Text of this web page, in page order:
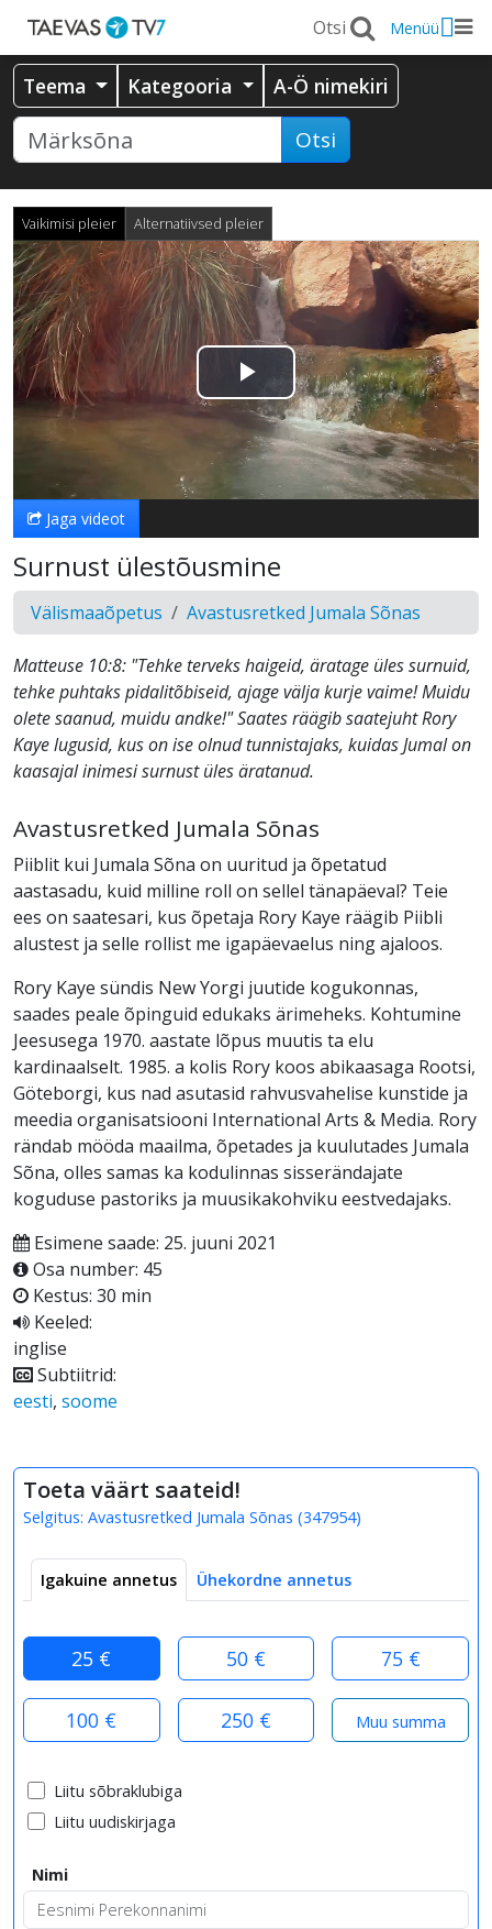
Menüü
Teema Kategooria A-Ö nimekiri
Otsi
Vaikimisi pleier Alternatiivsed pleier
Esita
video
Jaga videot
Surnust ülestõusmine
Välismaaõpetus Avastusretked Jumala Sõnas
Matteuse 10:8: "Tehke terveks haigeid, äratage üles surnuid,
tehke puhtaks pidalitõbiseid, ajage välja kurje vaime! Muidu
olete saanud, muidu andke!" Saates räägib saatejuht Rory
Kaye lugusid, kus on ise olnud tunnistajaks, kuidas Jumal on
kaasajal inimesi surnust üles äratanud.
Avastusretked Jumala Sõnas
Piiblit kui Jumala Sõna on uuritud ja õpetatud
aastasadu, kuid milline roll on sellel tänapäeval? Teie
ees on saatesari, kus õpetaja Rory Kaye räägib Piibli
alustest ja selle rollist me igapäevaelus ning ajaloos.
Rory Kaye sündis New Yorgi juutide kogukonnas,
saades peale õpinguid edukaks ärimeheks. Kohtumine
Jeesusega 1970. aastate lõpus muutis ta elu
kardinaalselt. 1985. a kolis Rory koos abikaasaga Rootsi,
Göteborgi, kus nad asutasid rahvusvahelise kunstide ja
meedia organisatsiooni International Arts & Media. Rory
rändab mööda maailma, õpetades ja kuulutades Jumala
Sõna, olles samas ka kodulinnas sisserändajate
koguduse pastoriks ja muusikakohviku eestvedajaks.
Esimene saade: 25. juuni 2021
Osa number: 45
Kestus: 30 min
Keeled:
inglise
Subtiitrid:
eesti, soome
Toeta väärt saateid!
Selgitus: Avastusretked Jumala Sõnas (347954)
Igakuine annetus Ühekordne annetus
25 € 50 € 75 €
100 € 250 €
Liitu sõbraklubiga
Liitu uudiskirjaga
Nimi